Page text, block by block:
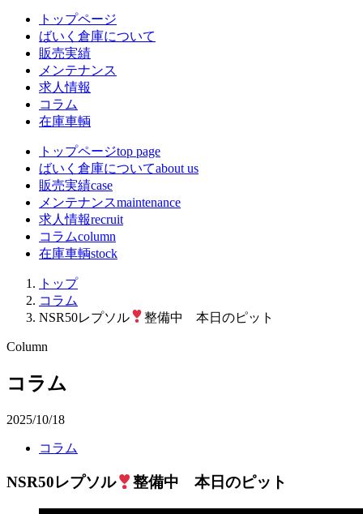
トップページ
ばいく倉庫について
販売実績
メンテナンス
求人情報
コラム
在庫車輌
トップページtop page
ばいく倉庫についてabout us
販売実績case
メンテナンスmaintenance
求人情報recruit
コラムcolumn
在庫車輌stock
トップ
コラム
NSR50レプソル
整備中 本日のピット
Column
コラム
2025/10/18
コラム
NSR50レプソル 整備中 本日のピット